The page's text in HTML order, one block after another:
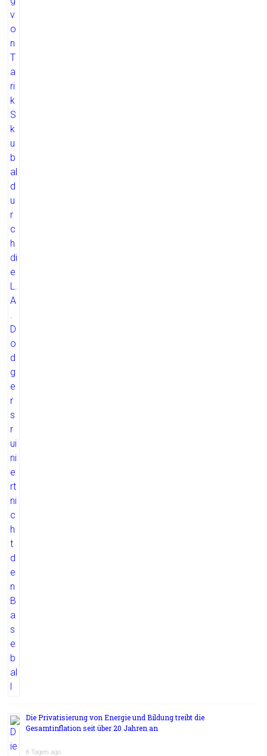
Die Privatisierung von Energie und Bildung treibt die
Gesamtinflation seit über 20 Jahren an
6 Tagen ago